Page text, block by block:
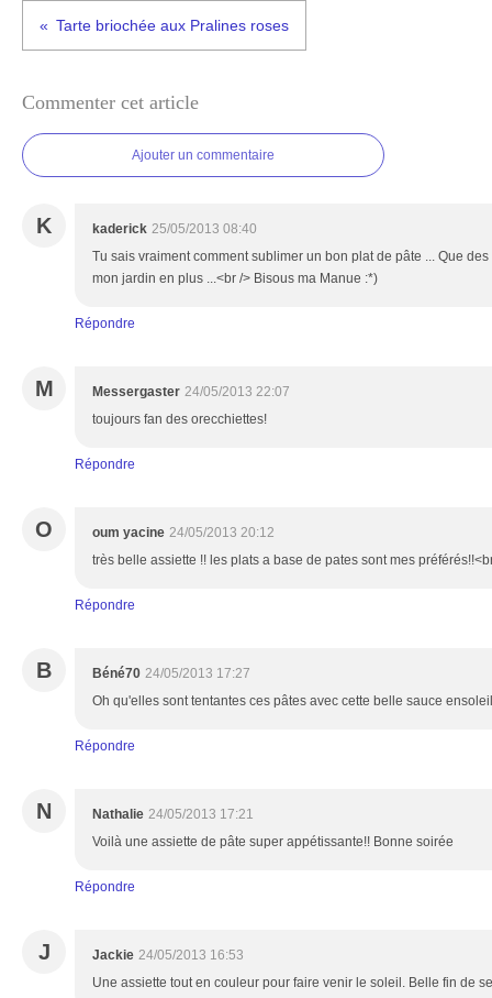
Tarte briochée aux Pralines roses
Commenter cet article
Ajouter un commentaire
K kaderick 25/05/2013 08:40
Tu sais vraiment comment sublimer un bon plat de pâte ... Que
mon jardin en plus ...<br /> Bisous ma Manue :*)
Répondre
M Messergaster 24/05/2013 22:07
toujours fan des orecchiettes!
Répondre
O oum yacine 24/05/2013 20:12
très belle assiette !! les plats a base de pates sont mes
Répondre
B Béné70 24/05/2013 17:27
Oh qu'elles sont tentantes ces pâtes avec cette belle sauce
Répondre
N Nathalie 24/05/2013 17:21
Voilà une assiette de pâte super appétissante!! Bonne soirée
Répondre
J Jackie 24/05/2013 16:53
Une assiette tout en couleur pour faire venir le soleil. Belle fin de